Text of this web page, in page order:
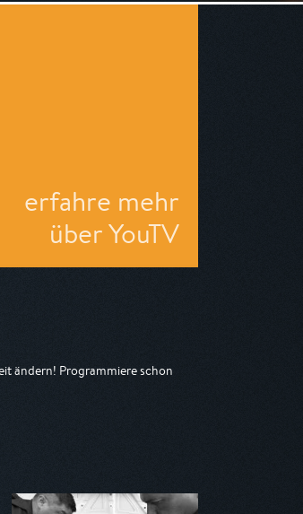
erfahre mehr
über YouTV
ändern! Programmiere schon